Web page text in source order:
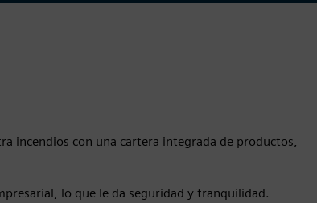
incendios con una cartera integrada de productos,
lo que le da seguridad y tranquilidad.